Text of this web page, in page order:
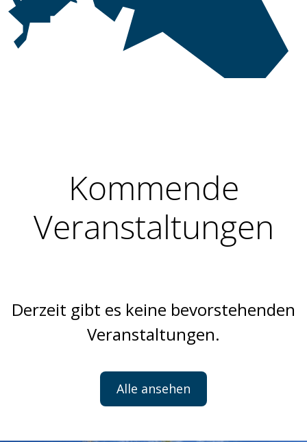
Kommende
Veranstaltungen
Derzeit gibt es keine bevorstehenden
Veranstaltungen.
Alle ansehen